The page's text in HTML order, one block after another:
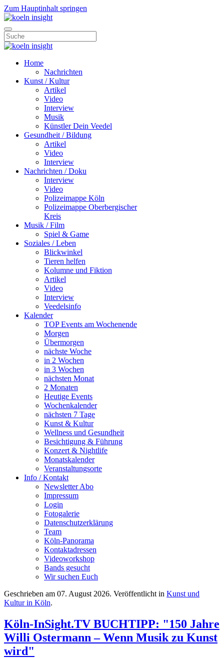
Zum Hauptinhalt springen
Home
Nachrichten
Kunst / Kultur
Artikel
Video
Interview
Musik
Künstler Dein Veedel
Gesundheit / Bildung
Artikel
Video
Interview
Nachrichten / Doku
Interview
Video
Polizeimappe Köln
Polizeimappe Oberbergischer
Kreis
Musik / Film
Spiel & Game
Soziales / Leben
Blickwinkel
Tieren helfen
Kolumne und Fiktion
Artikel
Video
Interview
Veedelsinfo
Kalender
TOP Events am Wochenende
Morgen
Übermorgen
nächste Woche
in 2 Wochen
in 3 Wochen
nächsten Monat
2 Monaten
Heutige Events
Wochenkalender
nächsten 7 Tage
Kunst & Kultur
Wellness und Gesundheit
Besichtigung & Führung
Konzert & Nightlife
Monatskalender
Veranstaltungsorte
Info / Kontakt
Newsletter Abo
Impressum
Login
Fotogalerie
Datenschutzerklärung
Team
Köln-Panorama
Kontaktadressen
Videoworkshop
Bands gesucht
Wir suchen Euch
Geschrieben am 07. August 2026. Veröffentlicht in Kunst und
Kultur in Köln.
Köln-InSight.TV BUCHTIPP: "150 Jahre
Willi Ostermann – Wenn Musik zu Kunst
wird"